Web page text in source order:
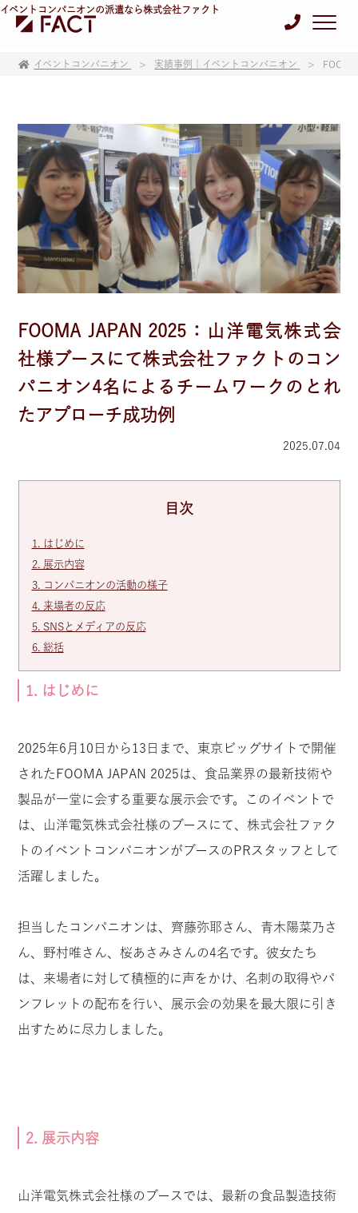
イベントコンパニオンの派遣なら株式会社ファクト
イベントコンパニオン 実績事例｜イベントコンパニオン
FOOMA JAPAN 2025：山洋電気株式会
社様ブースにて株式会社ファクトのコン
パニオン4名によるチームワークのとれ
たアプローチ成功例
2025.07.04
目次
1. はじめに
2. 展示内容
3. コンパニオンの活動の様子
4. 来場者の反応
5. SNSとメディアの反応
6. 総括
1. はじめに
2025年6月10日から13日まで、東京ビッグサイトで開催
されたFOOMA JAPAN 2025は、食品業界の最新技術や
製品が一堂に会する重要な展示会です。このイベントで
は、山洋電気株式会社様のブースにて、株式会社ファク
トのイベントコンパニオンがブースのPRスタッフとして
活躍しました。
担当したコンパニオンは、齊藤弥耶さん、青木陽菜乃さ
ん、野村唯さん、桜あさみさんの4名です。彼女たち
は、来場者に対して積極的に声をかけ、名刺の取得やパ
ンフレットの配布を行い、展示会の効果を最大限に引き
出すために尽力しました。
2. 展示内容
山洋電気株式会社様のブースでは、最新の食品製造技術